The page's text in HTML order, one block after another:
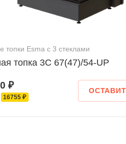
топки Esma с 3 стеклами
топка 3С 67(47)/54-UP
₽
16755 ₽